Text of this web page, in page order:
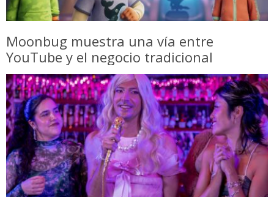
Moonbug muestra una vía entre
YouTube y el negocio tradicional